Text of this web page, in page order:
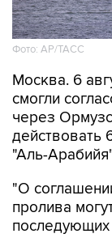
Фото: AP/ТАСС
Москва. 6
смогли
через
действовать
"Аль-
"О
пролива
последующих